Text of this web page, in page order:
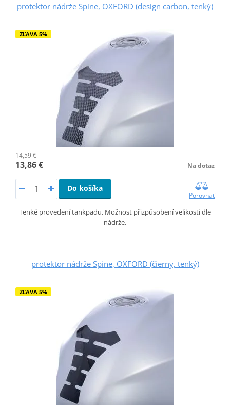
protektor nádrže Spine, OXFORD (design carbon, tenký)
ZĽAVA 5%
14,59 €
13,86 € Na dotaz
Do košíka
Porovnať
Tenké provedení tankpadu. Možnost přizpůsobení velikosti dle
nádrže.
protektor nádrže Spine, OXFORD (čierny, tenký)
ZĽAVA 5%